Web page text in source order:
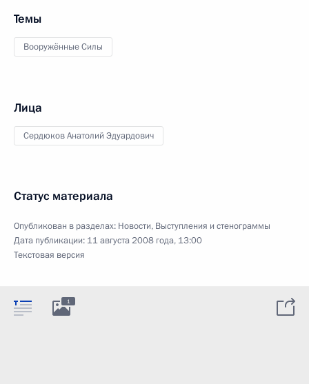
Темы
Вооружённые Силы
Лица
Сердюков Анатолий Эдуардович
Статус материала
Опубликован в разделах: Новости, Выступления и стенограммы
Дата публикации: 11 августа 2008 года, 13:00
Текстовая версия
1